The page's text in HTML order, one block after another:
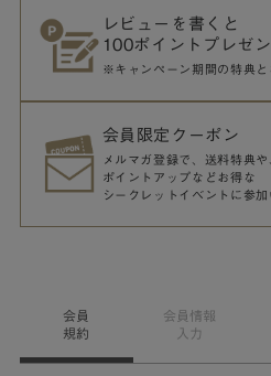
レビューを書くと
100ポイントプレゼン
※キャンペーン期間の特典と
会員限定クーポン
メルマガ登録で、送料特典や
ポイントアップなどお得な
シークレットイベントに参加
会員
規約
会員情報
入力